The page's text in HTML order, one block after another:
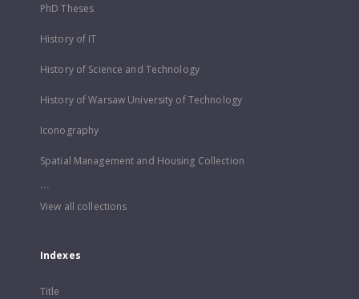
PhD Theses
History of IT
History of Science and Technology
History of Warsaw University of Technology
Iconography
Spatial Management and Housing Collection
...
View all collections
Indexes
Title